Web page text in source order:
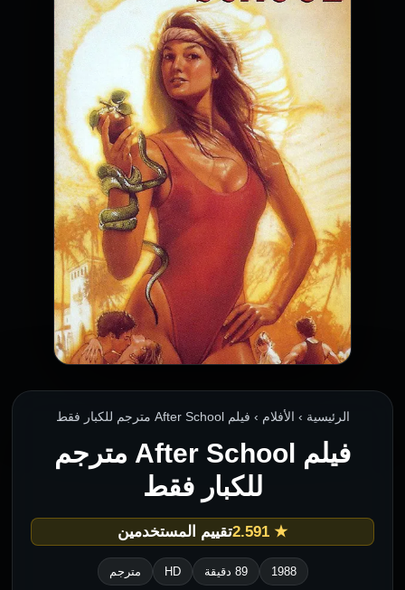
الرئيسية › الأفلام › فيلم After School مترجم للكبار فقط
فيلم After School مترجم
للكبار فقط
★ 2.591 تقييم المستخدمين
1988 89 دقيقة HD مترجم